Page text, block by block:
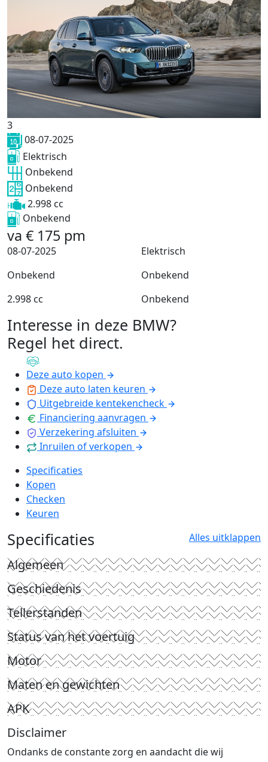
3
08-07-2025
Elektrisch
Onbekend
Onbekend
2.998 cc
Onbekend
va € 175 pm
08-07-2025
Elektrisch
Onbekend
Onbekend
2.998 cc
Onbekend
Interesse in deze BMW?
Regel het direct.
Deze auto kopen
Deze auto laten keuren
Uitgebreide kentekencheck
Financiering aanvragen
Verzekering afsluiten
Inruilen of verkopen
Specificaties
Kopen
Checken
Keuren
Specificaties Alles uitklappen
Algemeen
Geschiedenis
Tellerstanden
Status van het voertuig
Motor
Maten en gewichten
APK
Disclaimer
Ondanks de constante zorg en aandacht die wij